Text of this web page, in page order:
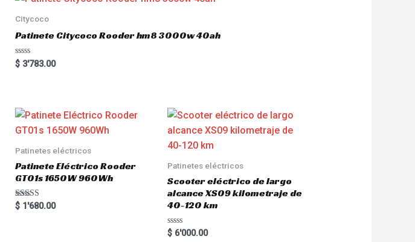
o
f
5
Citycoco
Patinete Citycoco Rooder hm8 3000w 40ah
R
a
o
u
t
o
5
$ 3'783.00
Patinetes eléctricos
Patinete Eléctrico Rooder
GT01s 1650W 960Wh
Rated
5.00
$ 1'680.00
Patinetes eléctricos
Scooter eléctrico de largo
alcance XS09 kilometraje de
40-120 km
R
a
$6'000.00